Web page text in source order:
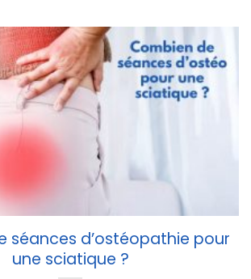
séances d’ostéopathie pour
une sciatique ?